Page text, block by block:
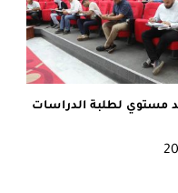
تكريم بمركز اللغات
الدولي الأول
– تعلم اللغات